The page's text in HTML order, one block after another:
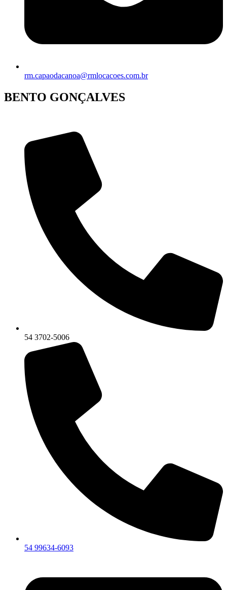
rm.capaodacanoa@rmlocacoes.com.br
BENTO GONÇALVES
54 3702-5006
54 99634‑6093‬